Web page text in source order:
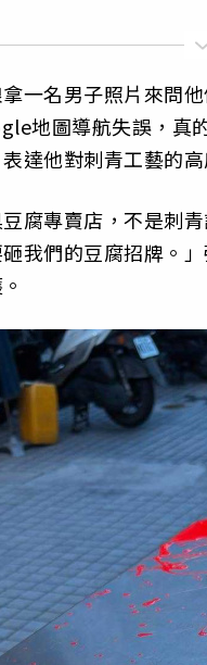
一名男子照片來問
地圖導航失誤，真
達他對刺青工藝的高
腐專賣店，不是刺
我們的豆腐招牌。